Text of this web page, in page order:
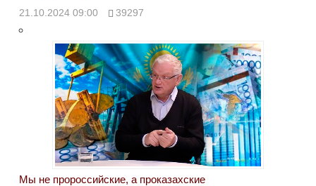
21.10.2024 09:00 39297
Мы не пророссийские, а проказахские